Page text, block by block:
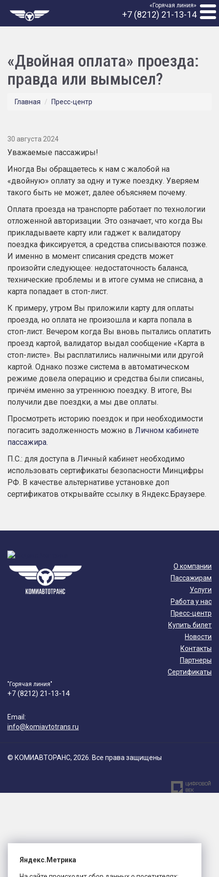
«Горячая линия»
+7 (8212) 21-13-14
«Двойная оплата» проезда:
правда или вымысел?
Главная Пресс-центр
30 августа 2024
Уважаемые пассажиры!
Иногда Вы обращаетесь к нам с жалобой на
«двойную» оплату за одну и туже поездку. Уверяем
такого быть не может, далее объясняем почему.
Оплата проезда на транспорте работает по технологии
отложенной авторизации. Это означает, что когда Вы
прикладываете карту или гаджет к валидатору
поездка фиксируется, а средства списываются позже.
И именно в момент списания средств может
произойти следующее: недостаточность баланса,
технические проблемы и в итоге сумма не списана, а
карта попадает в стоп-лист.
К примеру, утром Вы приложили карту для оплаты
проезда, но оплата не произошла и карта попала в
стоп-лист. Вечером когда Вы вновь пытались оплатить
проезд картой, валидатор выдал сообщение «Карта в
стоп-листе». Вы расплатились наличными или другой
картой. Однако позже система в автоматическом
режиме довела операцию и средства были списаны,
причём именно за утреннюю поездку. В итоге, Вы
получили две поездки, а мы две оплаты.
Просмотреть историю поездок и при необходимости
погасить задолженность можно в Личном кабинете
пассажира.
П.С.: для доступа в Личный кабинет необходимо
использовать сертификаты безопасности Минцифры
РФ. В качестве альтернативе установке доп
сертификатов открывайте ссылку в Яндекс.Браузере.
О компании
Пассажирам
Услуги
Работа у нас
Пресс-центр
Купить билет
Новости
Контакты
Партнеры
Сертификаты
"Горячая линия"
+7 (8212) 21-13-14
Email:
info@komiavtotrans.ru
© КОМИАВТОРАНС, 2026. Все права защищены
Яндекс.Метрика